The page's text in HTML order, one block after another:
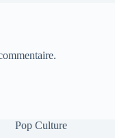
Pop Culture